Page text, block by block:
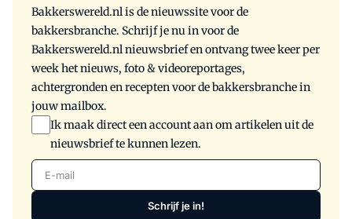
Bakkerswereld.nl is de nieuwssite voor de
bakkersbranche. Schrijf je nu in voor de
Bakkerswereld.nl nieuwsbrief en ontvang twee keer per
week het nieuws, foto & videoreportages,
achtergronden en recepten voor de bakkersbranche in
jouw mailbox.
Ik maak direct een account aan om artikelen uit de
nieuwsbrief te kunnen lezen.
E-mail
Schrijf je in!